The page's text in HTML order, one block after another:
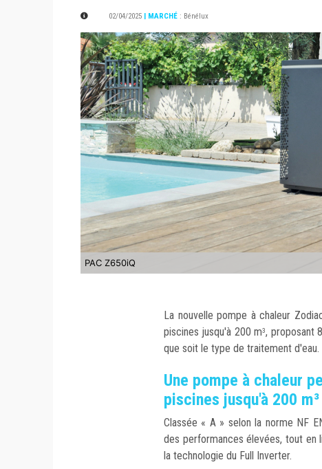
02/04/2025 | MARCHÉ : Bénélux
PAC Z650iQ
La nouvelle pompe à chaleur
piscines jusqu'à 200 m3, proposant
que soit le type de traitement d'eau.
Une pompe à chaleur
piscines jusqu'à 200 m³
Classée « A » selon la norme NF
des performances élevées, tout en
la technologie du Full Inverter.